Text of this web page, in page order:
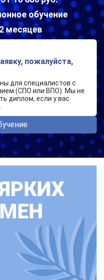
обучение
месяцев
пожалуйста,
для специалистов с
(СПО или ВПО). Мы не
диплом, если у вас